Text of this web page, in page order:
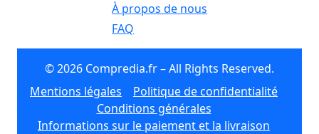
À propos de nous
FAQ
© 2026 Compredia.fr – All Rights Reserved.
Mentions légales
Politique de confidentialité
Conditions générales
Informations sur le paiement et la livraison